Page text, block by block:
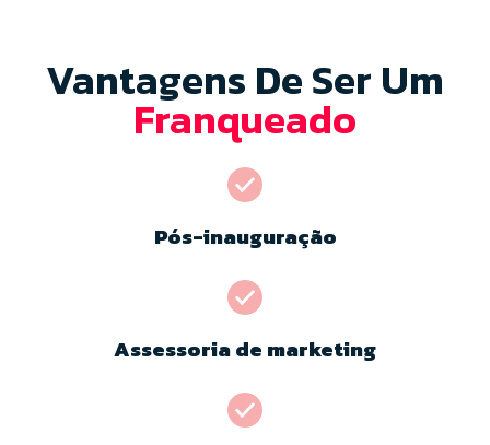
Vantagens De Ser Um
Franqueado
Pós-inauguração
Assessoria de marketing